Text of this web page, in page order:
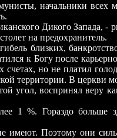
начальники всех
Дикого Запада, -
на предохранитель.
близких,
к Богу после
счетах, но не платил
территории. В церкви
угол, воспринял веру
1 %. Гораздо больше
имеют. Поэтому они